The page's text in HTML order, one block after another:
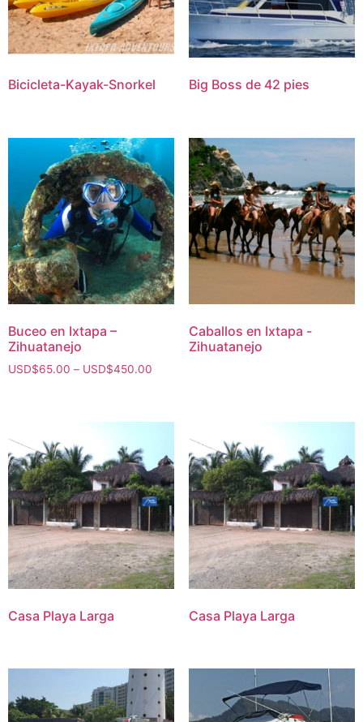
Bicicleta-Kayak-Snorkel Big Boss de 42 pies
Buceo en Ixtapa –
Zihuatanejo
USD$65.00 – USD$450.00
Caballos en Ixtapa -
Zihuatanejo
Casa Playa Larga Casa Playa Larga